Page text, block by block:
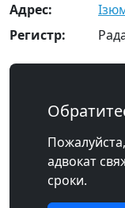
Адрес:
Регистр:
адвокат
сроки.